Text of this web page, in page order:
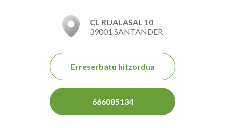
CL RUALASAL 10
39001 SANTANDER
Erreserbatu hitzordua
666085134